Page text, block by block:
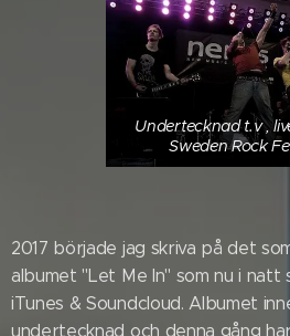
Undertecknad t.v ,
Sweden Rock
2017 började jag skriva på det
albumet "Let Me In" som nu i
iTunes & Soundcloud. Albumet
undertecknad och denna gång